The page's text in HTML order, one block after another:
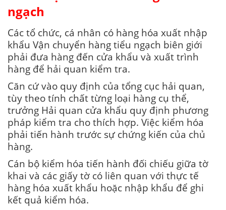
ngạch
Các tổ chức, cá nhân có hàng hóa xuất nhập
khẩu Vận chuyển hàng tiểu ngạch biên giới
phải đưa hàng đến cửa khẩu và xuất trình
hàng để hải quan kiểm tra.
Căn cứ vào quy định của tổng cục hải quan,
tùy theo tính chất từng loại hàng cụ thể,
trưởng Hải quan cửa khẩu quy định phương
pháp kiểm tra cho thích hợp. Việc kiểm hóa
phải tiến hành trước sự chứng kiến của chủ
hàng.
Cán bộ kiểm hóa tiến hành đối chiếu giữa tờ
khai và các giấy tờ có liên quan với thực tế
hàng hóa xuất khẩu hoặc nhập khẩu để ghi
kết quả kiểm hóa.